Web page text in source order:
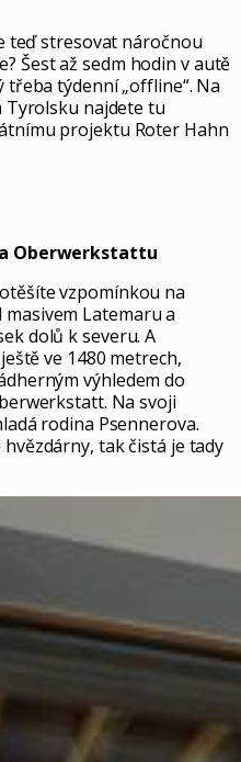
teď stresovat náročnou
Šest až sedm hodin v autě
týdenní „offline“. Na
Tyrolsku najdete tu
projektu Roter Hahn
Oberwerkstattu
vzpomínkou na
Latemaru a
dolů k severu. A
ve 1480 metrech,
výhledem do
Na svoji
rodina Psennerova.
tak čistá je tady